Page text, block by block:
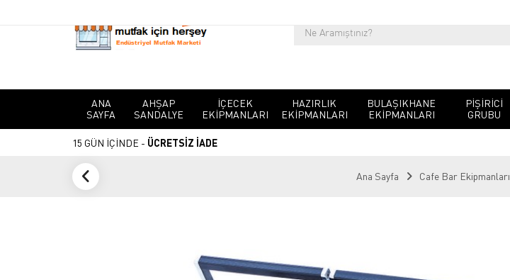
ANA
SAYFA
AHŞAP
SANDALYE
İÇECEK
EKIPMANLARI
HAZIRLIK
EKIPMANLARI
BULAŞIKHANE
EKIPMANLARI
PIŞIRICI
GRUBU
15 GÜN İÇİNDE - ÜCRETSİZ İADE
Ana Sayfa Cafe Bar Ekipmanları